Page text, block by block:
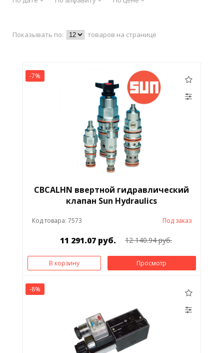
Показывать по: товаров на странице
-7%
CBCALHN ввертной гидравлический
клапан Sun Hydraulics
Код товара: 7573 Под заказ
11 291.07 руб. 12 140.94 руб.
В корзину Просмотр
-8%